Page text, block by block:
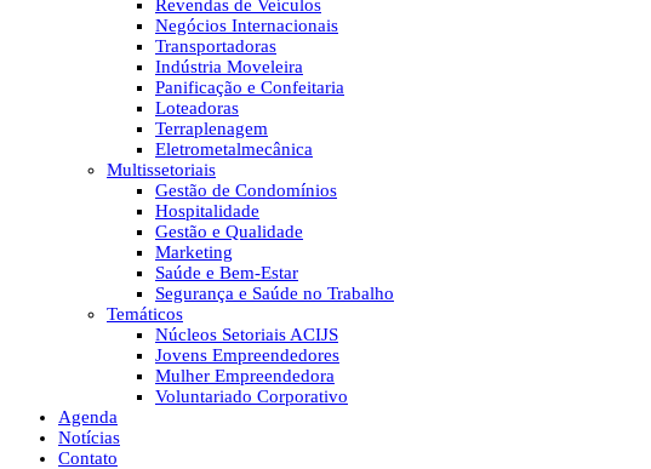
Revendas de Veículos
Negócios Internacionais
Transportadoras
Indústria Moveleira
Panificação e Confeitaria
Loteadoras
Terraplenagem
Eletrometalmecânica
Multissetoriais
Gestão de Condomínios
Hospitalidade
Gestão e Qualidade
Marketing
Saúde e Bem-Estar
Segurança e Saúde no Trabalho
Temáticos
Núcleos Setoriais ACIJS
Jovens Empreendedores
Mulher Empreendedora
Voluntariado Corporativo
Agenda
Notícias
Contato